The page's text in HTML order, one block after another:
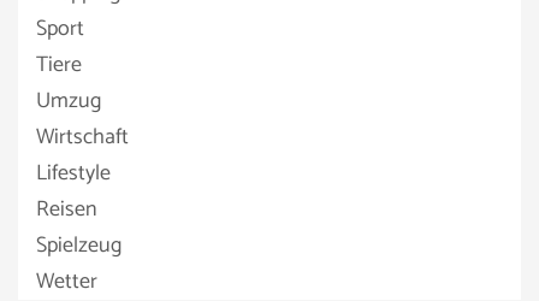
Sport
Tiere
Umzug
Wirtschaft
Lifestyle
Reisen
Spielzeug
Wetter